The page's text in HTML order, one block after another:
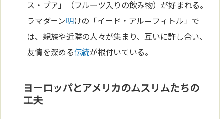
ス・ブア」（フルーツ入りの飲み物）が好まれる。
ラマダーン明けの「イード・アル＝フィトル」で
は、親族や近隣の人々が集まり、互いに許し合い、
友情を深める伝統が根付いている。
ヨーロッパとアメリカのムスリムたちの
工夫